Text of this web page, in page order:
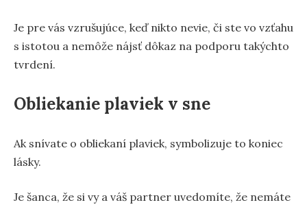
Je pre vás vzrušujúce, keď nikto nevie, či ste vo vzťahu
s istotou a nemôže nájsť dôkaz na podporu takýchto
tvrdení.
Obliekanie plaviek v sne
Ak snívate o obliekaní plaviek, symbolizuje to koniec
lásky.
Je šanca, že si vy a váš partner uvedomíte, že nemáte